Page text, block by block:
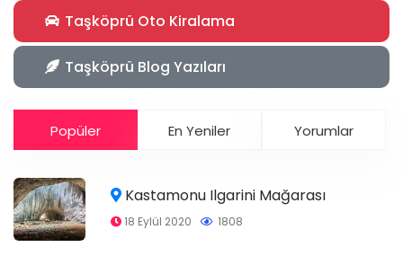
Taşköprü Oto Kiralama
Taşköprü Blog Yazıları
Popüler En Yeniler Yorumlar
Kastamonu Ilgarini Mağarası
18 Eylül 2020 1808